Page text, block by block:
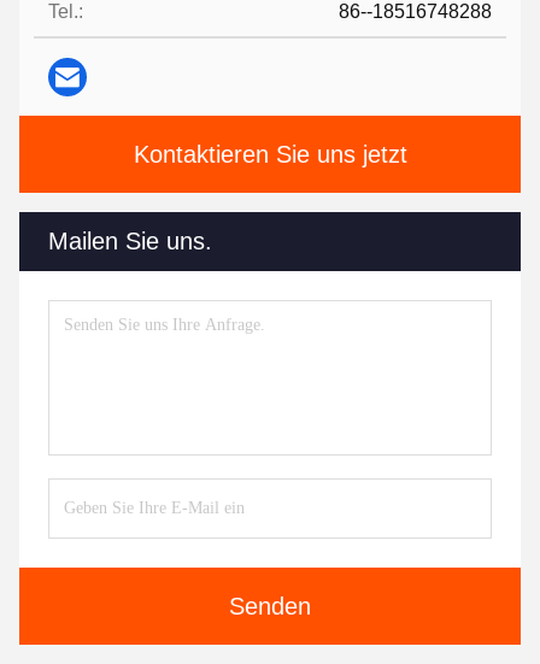
Tel.: 86--18516748288
Kontaktieren Sie uns jetzt
Mailen Sie uns.
Senden